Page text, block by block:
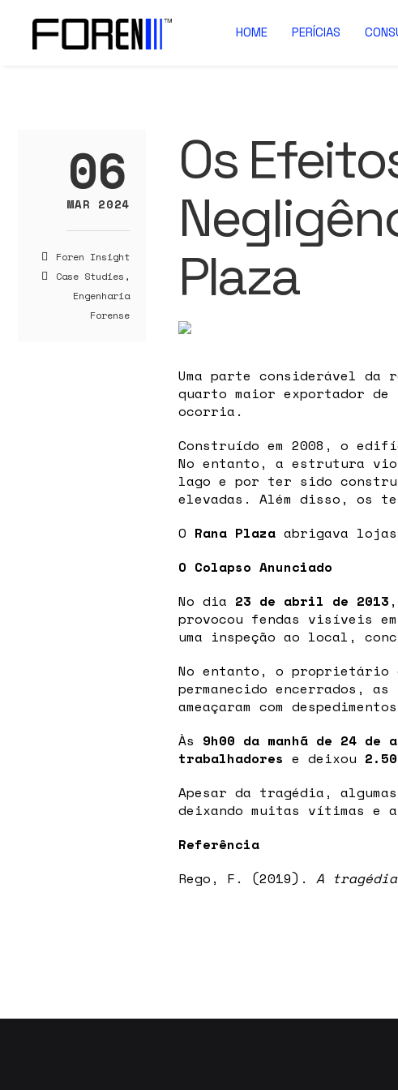
HOME PERÍCIAS
06
MAR 2024
Foren Insight
Case Studies ,
Engenharia
Forense
Os
Plaza
Uma parte considerável da
quarto maior exportador
ocorria.
Construído em 2008, o
No entanto, a estrutura
lago e por ter sido
elevadas. Além disso, os
O Rana Plaza abrigava
O Colapso Anunciado
No dia 23 de abril de 2013
provocou fendas visíveis
uma inspeção ao local,
No entanto, o proprietário
permanecido encerrados,
ameaçaram com
Às 9h00 da manhã de 24 de
trabalhadores e deixou
Apesar da tragédia,
deixando muitas vítimas e
Referência
Rego, F. (2019). A